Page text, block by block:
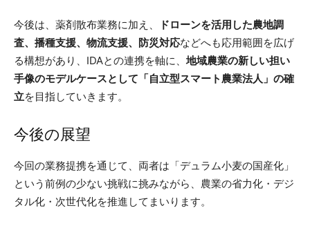
今後は、薬剤散布業務に加え、
ドローンを活用した農地調
査、播種支援、物流支援、防災対応などへも応用範囲を広げ
る構想があり、IDAとの連携を軸に、地域農業の新しい担い
手像のモデルケースとして「自立型スマート農業法人」の確
立を目指していきます。
今後の展望
今回の業務提携を通じて、両者は「デュラム小麦の国産化」
という前例の少ない挑戦に挑みながら、農業の省力化・デジ
タル化・次世代化を推進してまいります。